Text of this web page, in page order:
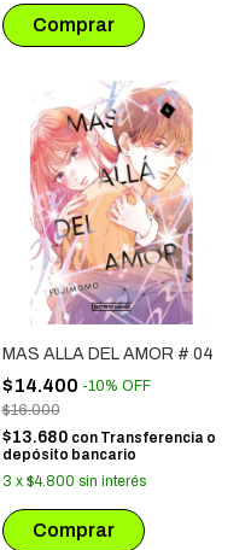
MAS ALLA DEL AMOR # 04
$14.400 -10% OFF
$16.000
$13.680 con Transferencia o
depósito bancario
3 x $4.800 sin interés